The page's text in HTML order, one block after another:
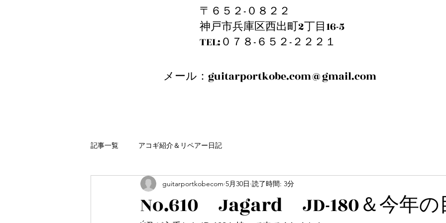
〒６５２-０８２２
神戸市兵庫区西出町2丁目16-5
​TEL:０７８-６５２-２２２１
メール： guitarportkobe.com@gmail.com
記事一覧 アコギ紹介＆リペアー日記
No.610 Jagard JD-180＆今年の
guitarportkobecom 5月30日 読了時間: 3分